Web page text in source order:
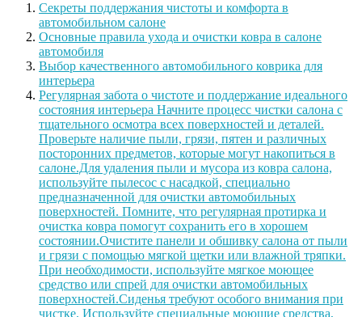
Секреты поддержания чистоты и комфорта в
автомобильном салоне
Основные правила ухода и очистки ковра в салоне
автомобиля
Выбор качественного автомобильного коврика для
интерьера
Регулярная забота о чистоте и поддержание идеального
состояния интерьера Начните процесс чистки салона с
тщательного осмотра всех поверхностей и деталей.
Проверьте наличие пыли, грязи, пятен и различных
посторонних предметов, которые могут накопиться в
салоне.Для удаления пыли и мусора из ковра салона,
используйте пылесос с насадкой, специально
предназначенной для очистки автомобильных
поверхностей. Помните, что регулярная протирка и
очистка ковра помогут сохранить его в хорошем
состоянии.Очистите панели и обшивку салона от пыли
и грязи с помощью мягкой щетки или влажной тряпки.
При необходимости, используйте мягкое моющее
средство или спрей для очистки автомобильных
поверхностей.Сиденья требуют особого внимания при
чистке. Используйте специальные моющие средства,